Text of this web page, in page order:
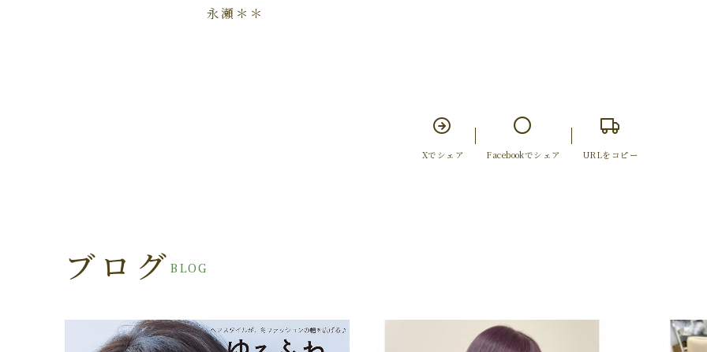
永瀬＊＊
Xでシェア Facebookでシェア URLをコピー
BLOG
ブログ